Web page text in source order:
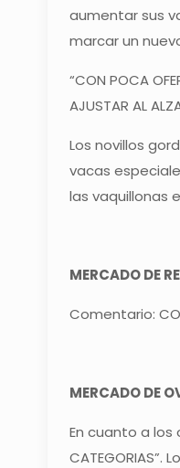
aumentar sus
marcar un
“CON POCA
AJUSTAR AL
Los novillos
vacas
las vaquillonas
MERCADO DE
Comentario:
MERCADO DE
En cuanto a los